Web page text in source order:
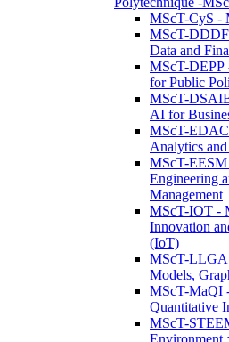
MScT-CyS -
MScT-
Data and
MScT-DEPP
for Public
MScT-
AI for
MScT-
Analytics
MScT-
Engineering
Management
MScT-IOT -
Innovation
(IoT)
MScT-LLGA
Models,
MScT-MaQI
Quantitative
MScT-
Environment